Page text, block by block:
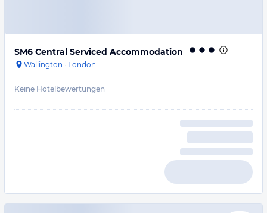
SM6 Central Serviced Accommodation
Wallington · London
Keine Hotelbewertungen